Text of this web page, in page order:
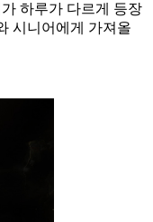
하루가 다르게 등장
시니어에게 가져올